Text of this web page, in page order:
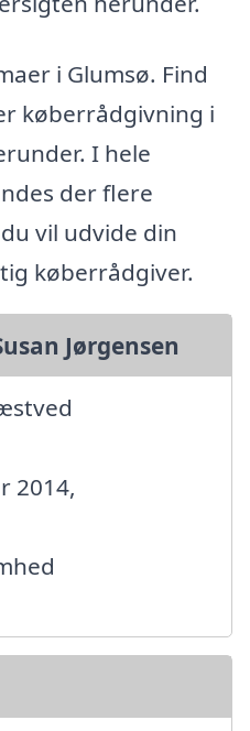
i Glumsø. Find
køberrådgivning i
I hele
der flere
vil udvide din
køberrådgiver.
Jørgensen
2014,